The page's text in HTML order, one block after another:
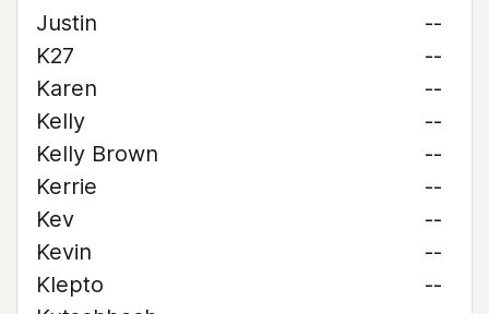
Justin
--
K27
--
Karen
--
Kelly
--
Kelly Brown
--
Kerrie
--
Kev
--
Kevin
--
Klepto
--